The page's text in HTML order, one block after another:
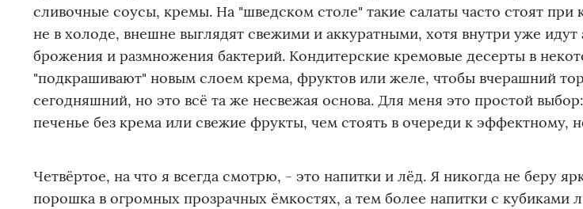
сливочные соусы, кремы. На "шведском столе" такие салаты часто стоят при
не в холоде, внешне выглядят свежими и аккуратными, хотя внутри уже
брожения и размножения бактерий. Кондитерские кремовые десерты в
"подкрашивают" новым слоем крема, фруктов или желе, чтобы вчерашний
сегодняшний, но это всё та же несвежая основа. Для меня это простой
печенье без крема или свежие фрукты, чем стоять в очереди к эффектному,
Четвёртое, на что я всегда смотрю, - это напитки и лёд. Я никогда не беру
порошка в огромных прозрачных ёмкостях, а тем более напитки с кубиками